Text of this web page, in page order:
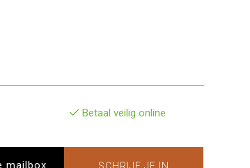
Betaal veilig online